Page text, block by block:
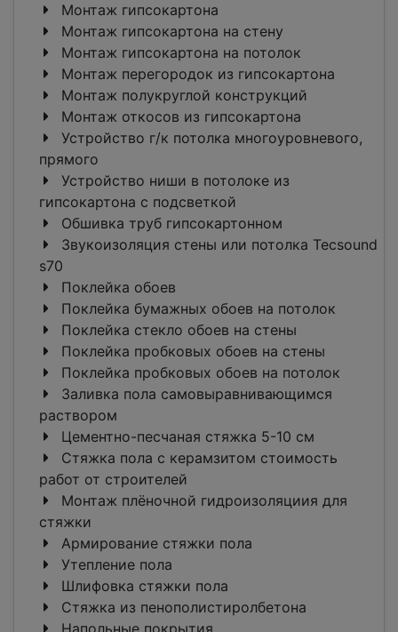
Монтаж гипсокартона
Монтаж гипсокартона на стену
Монтаж гипсокартона на потолок
Монтаж перегородок из гипсокартона
Монтаж полукруглой конструкций
Монтаж откосов из гипсокартона
Устройство г/к потолка многоуровневого,
прямого
Устройство ниши в потолоке из
гипсокартона с подсветкой
Обшивка труб гипсокартонном
Звукоизоляция стены или потолка Tecsound
s70
Поклейка обоев
Поклейка бумажных обоев на потолок
Поклейка стекло обоев на стены
Поклейка пробковых обоев на стены
Поклейка пробковых обоев на потолок
Заливка пола самовыравнивающимся
раствором
Цементно-песчаная стяжка 5-10 см
Стяжка пола с керамзитом стоимость
работ от строителей
Монтаж плёночной гидроизоляциия для
стяжки
Армирование стяжки пола
Утепление пола
Шлифовка стяжки пола
Стяжка из пенополистиролбетона